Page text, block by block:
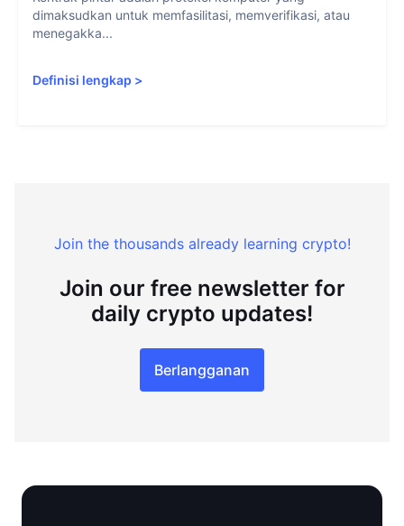
dimaksudkan untuk memfasilitasi, memverifikasi, atau
menegakka...
Definisi lengkap >
Join the thousands already learning crypto!
Join our free newsletter for
daily crypto updates!
Berlangganan